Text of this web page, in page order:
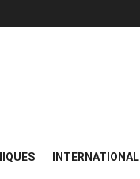
INTERNATIONAL